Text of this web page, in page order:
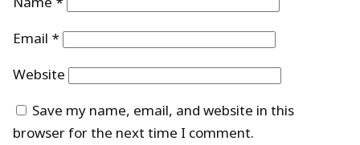
Name *
Email *
Website
Save my name, email, and website in this
browser for the next time I comment.